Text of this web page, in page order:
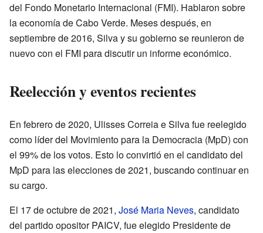
del Fondo Monetario Internacional (FMI). Hablaron sobre
la economía de Cabo Verde. Meses después, en
septiembre de 2016, Silva y su gobierno se reunieron de
nuevo con el FMI para discutir un informe económico.
Reelección y eventos recientes
En febrero de 2020, Ulisses Correia e Silva fue reelegido
como líder del Movimiento para la Democracia (MpD) con
el 99% de los votos. Esto lo convirtió en el candidato del
MpD para las elecciones de 2021, buscando continuar en
su cargo.
El 17 de octubre de 2021, José Maria Neves, candidato
del partido opositor PAICV, fue elegido Presidente de